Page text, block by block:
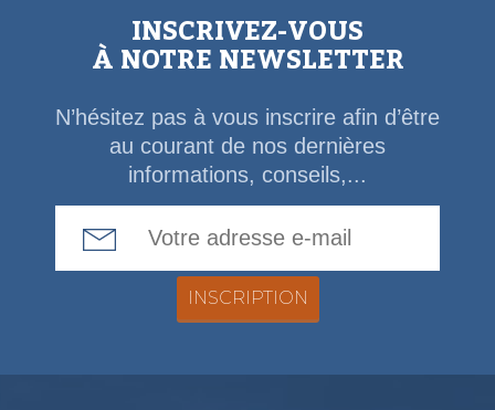
INSCRIVEZ-VOUS
À NOTRE NEWSLETTER
N’hésitez pas à vous inscrire afin d’être
au courant de nos dernières
informations, conseils,...